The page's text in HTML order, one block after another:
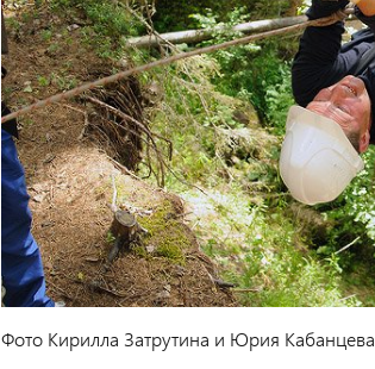
Фото Кирилла Затрутина и Юрия Кабанцева